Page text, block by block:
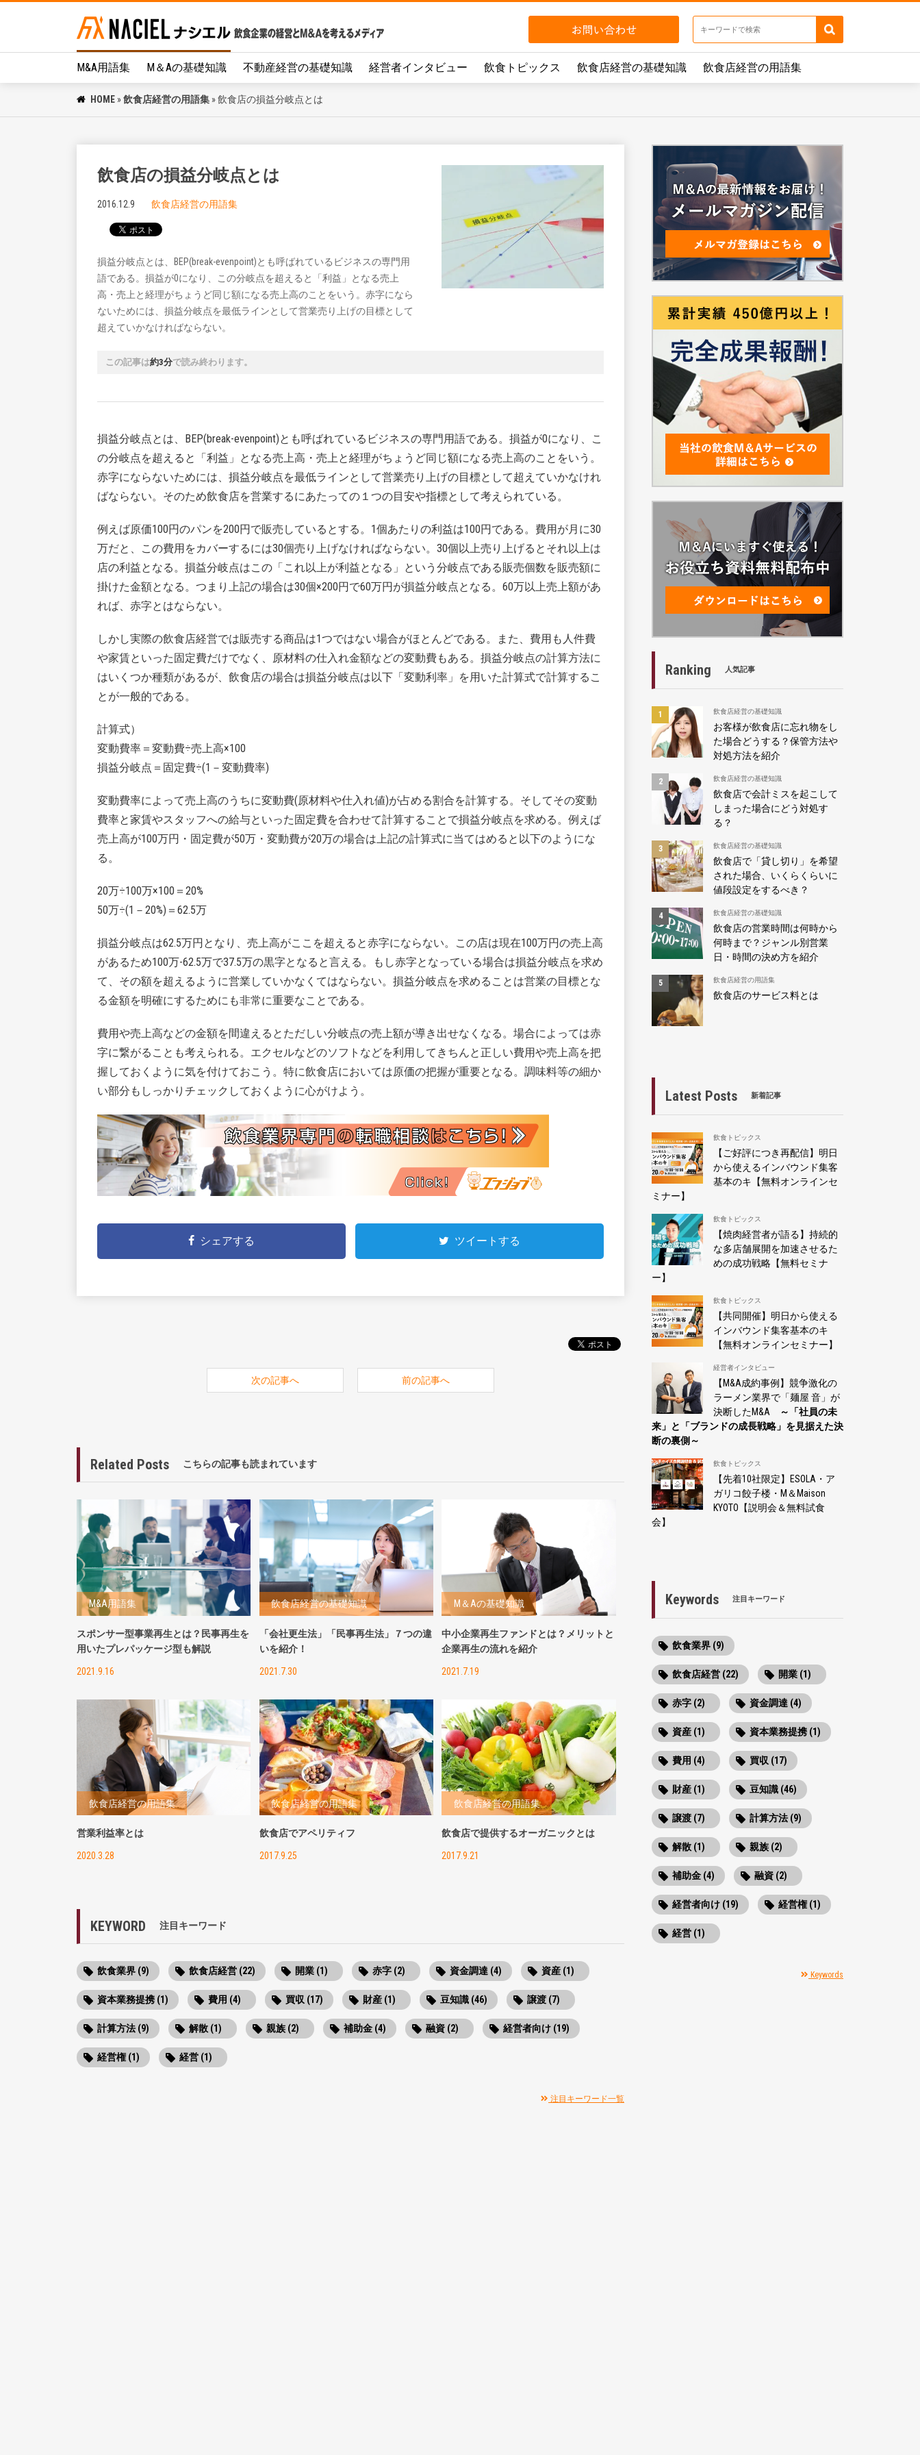
M&A用語集 M＆Aの基礎知識 不動産経営の基礎知識 経営者インタビュー 飲食トピックス 飲食店経営の基礎知識 飲食店経営の用語集
HOME »飲食店経営の用語集 »飲食店の損益分岐点とは
飲食店の損益分岐点とは
2016.12.9 飲食店経営の用語集
損益分岐点とは、BEP(break-evenpoint)とも呼ばれているビジネスの専門用
語である。損益が0になり、この分岐点を超えると「利益」となる売上
高・売上と経理がちょうど同じ額になる売上高のことをいう。赤字になら
ないためには、損益分岐点を最低ラインとして営業売り上げの目標として
超えていかなければならない。
この記事は約3分で読み終わります。
損益分岐点とは、BEP(break-evenpoint)とも呼ばれているビジネスの専門用語である。損益が0になり、こ
の分岐点を超えると「利益」となる売上高・売上と経理がちょうど同じ額になる売上高のことをいう。
赤字にならないためには、損益分岐点を最低ラインとして営業売り上げの目標として超えていかなけれ
ばならない。そのため飲食店を営業するにあたっての１つの目安や指標として考えられている。
例えば原価100円のパンを200円で販売しているとする。1個あたりの利益は100円である。費用が月に30
万だと、この費用をカバーするには30個売り上げなければならない。30個以上売り上げるとそれ以上は
店の利益となる。損益分岐点はこの「これ以上が利益となる」という分岐点である販売個数を販売額に
掛けた金額となる。つまり上記の場合は30個×200円で60万円が損益分岐点となる。60万以上売上額があ
れば、赤字とはならない。
しかし実際の飲食店経営では販売する商品は1つではない場合がほとんどである。また、費用も人件費
や家賃といった固定費だけでなく、原材料の仕入れ金額などの変動費もある。損益分岐点の計算方法に
はいくつか種類があるが、飲食店の場合は損益分岐点は以下「変動利率」を用いた計算式で計算するこ
とが一般的である。
計算式）
変動費率＝変動費÷売上高×100
損益分岐点＝固定費÷(1－変動費率)
変動費率によって売上高のうちに変動費(原材料や仕入れ値)が占める割合を計算する。そしてその変動
費率と家賃やスタッフへの給与といった固定費を合わせて計算することで損益分岐点を求める。例えば
売上高が100万円・固定費が50万・変動費が20万の場合は上記の計算式に当てはめると以下のようにな
る。
20万÷100万×100＝20%
50万÷(1－20%)＝62.5万
損益分岐点は62.5万円となり、売上高がここを超えると赤字にならない。この店は現在100万円の売上高
があるため100万-62.5万で37.5万の黒字となると言える。もし赤字となっている場合は損益分岐点を求め
て、その額を超えるように営業していかなくてはならない。損益分岐点を求めることは営業の目標とな
る金額を明確にするためにも非常に重要なことである。
費用や売上高などの金額を間違えるとただしい分岐点の売上額が導き出せなくなる。場合によっては赤
字に繋がることも考えられる。エクセルなどのソフトなどを利用してきちんと正しい費用や売上高を把
握しておくように気を付けておこう。特に飲食店においては原価の把握が重要となる。調味料等の細か
い部分もしっかりチェックしておくように心がけよう。
シェアする ツイートする
次の記事へ 前の記事へ
Related Posts こちらの記事も読まれています
M&A用語集
スポンサー型事業再生とは？民事再生を
用いたプレパッケージ型も解説
2021.9.16
飲食店経営の基礎知識
「会社更生法」「民事再生法」７つの違
いを紹介！
2021.7.30
M＆Aの基礎知識
中小企業再生ファンドとは？メリットと
企業再生の流れを紹介
2021.7.19
飲食店経営の用語集
営業利益率とは
2020.3.28
飲食店経営の用語集
飲食店でアペリティフ
2017.9.25
飲食店経営の用語集
飲食店で提供するオーガニックとは
2017.9.21
KEYWORD 注目キーワード
飲食業界 (9) 飲食店経営 (22) 開業 (1) 赤字 (2) 資金調達 (4) 資産 (1)
資本業務提携 (1) 費用 (4) 買収 (17) 財産 (1) 豆知識 (46) 譲渡 (7)
計算方法 (9) 解散 (1) 親族 (2) 補助金 (4) 融資 (2) 経営者向け (19)
経営権 (1) 経営 (1)
注目キーワード一覧
Ranking 人気記事
飲食店経営の基礎知識
お客様が飲食店に忘れ物をし
た場合どうする？保管方法や
対処方法を紹介
飲食店経営の基礎知識
飲食店で会計ミスを起こして
しまった場合にどう対処す
る？
飲食店経営の基礎知識
飲食店で「貸し切り」を希望
された場合、いくらくらいに
値段設定をするべき？
飲食店経営の基礎知識
飲食店の営業時間は何時から
何時まで？ジャンル別営業
日・時間の決め方を紹介
飲食店経営の用語集
飲食店のサービス料とは
Latest Posts 新着記事
飲食トピックス
【ご好評につき再配信】明日
から使えるインバウンド集客
基本のキ【無料オンラインセ
ミナー】
飲食トピックス
【焼肉経営者が語る】持続的
な多店舗展開を加速させるた
めの成功戦略【無料セミナ
ー】
飲食トピックス
【共同開催】明日から使える
インバウンド集客基本のキ
【無料オンラインセミナー】
経営者インタビュー
【M&A成約事例】競争激化の
ラーメン業界で「麺屋 音」が
決断したM&A
～「社員の未
来」と「ブランドの成長戦略」を見据えた決
断の裏側～
飲食トピックス
【先着10社限定】ESOLA・ア
ガリコ餃子楼・M＆Maison
KYOTO【説明会＆無料試食
会】
Keywords 注目キーワード
飲食業界 (9)
飲食店経営 (22) 開業 (1)
赤字 (2) 資金調達 (4)
資産 (1) 資本業務提携 (1)
費用 (4) 買収 (17)
財産 (1) 豆知識 (46)
譲渡 (7) 計算方法 (9)
解散 (1) 親族 (2)
補助金 (4) 融資 (2)
経営者向け (19) 経営権 (1)
経営 (1)
Keywords